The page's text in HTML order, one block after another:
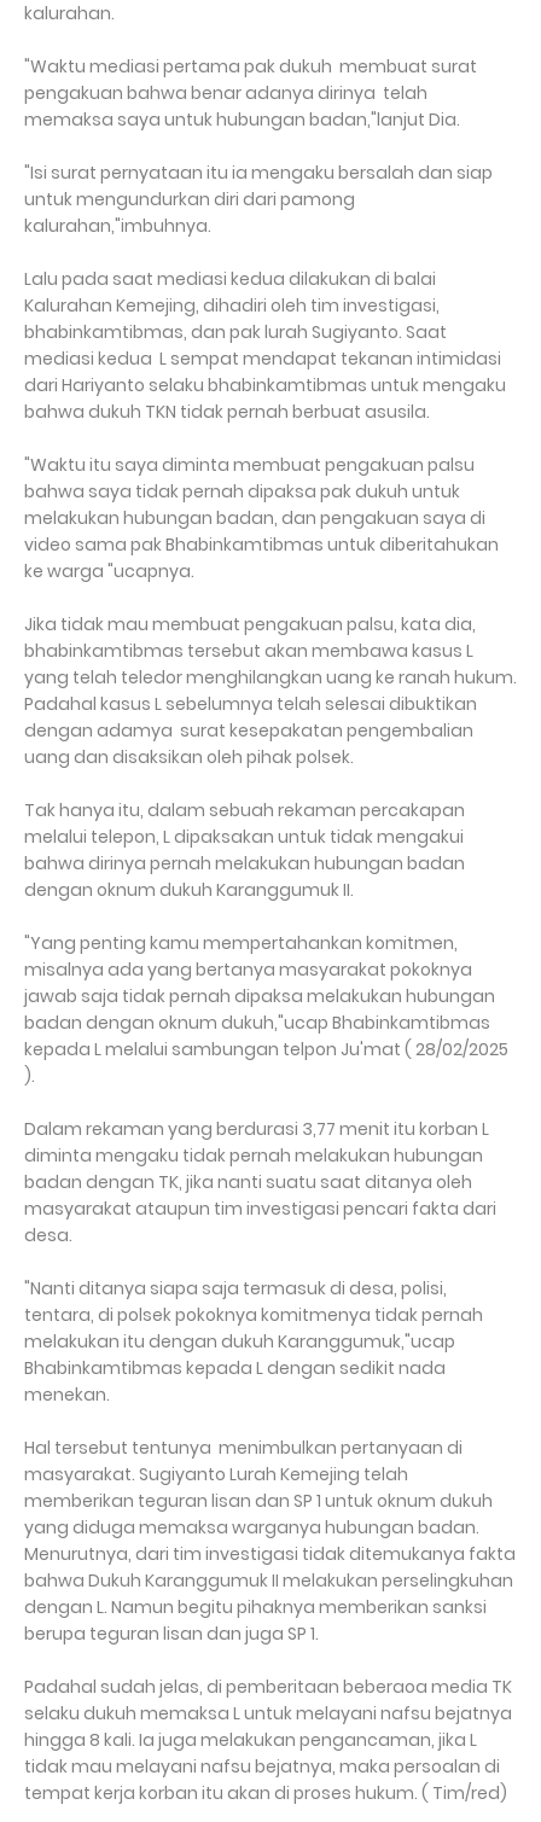
kalurahan.
"Waktu mediasi pertama pak dukuh membuat surat
pengakuan bahwa benar adanya dirinya telah
memaksa saya untuk hubungan badan,"lanjut Dia.
"Isi surat pernyataan itu ia mengaku bersalah dan siap
untuk mengundurkan diri dari pamong
kalurahan,"imbuhnya.
Lalu pada saat mediasi kedua dilakukan di balai
Kalurahan Kemejing, dihadiri oleh tim investigasi,
bhabinkamtibmas, dan pak lurah Sugiyanto. Saat
mediasi kedua L sempat mendapat tekanan intimidasi
dari Hariyanto selaku bhabinkamtibmas untuk mengaku
bahwa dukuh TKN tidak pernah berbuat asusila.
"Waktu itu saya diminta membuat pengakuan palsu
bahwa saya tidak pernah dipaksa pak dukuh untuk
melakukan hubungan badan, dan pengakuan saya di
video sama pak Bhabinkamtibmas untuk diberitahukan
ke warga "ucapnya.
Jika tidak mau membuat pengakuan palsu, kata dia,
bhabinkamtibmas tersebut akan membawa kasus L
yang telah teledor menghilangkan uang ke ranah hukum.
Padahal kasus L sebelumnya telah selesai dibuktikan
dengan adamya surat kesepakatan pengembalian
uang dan disaksikan oleh pihak polsek.
Tak hanya itu, dalam sebuah rekaman percakapan
melalui telepon, L dipaksakan untuk tidak mengakui
bahwa dirinya pernah melakukan hubungan badan
dengan oknum dukuh Karanggumuk II.
"Yang penting kamu mempertahankan komitmen,
misalnya ada yang bertanya masyarakat pokoknya
jawab saja tidak pernah dipaksa melakukan hubungan
badan dengan oknum dukuh,"ucap Bhabinkamtibmas
kepada L melalui sambungan telpon Ju'mat ( 28/02/2025
).
Dalam rekaman yang berdurasi 3,77 menit itu korban L
diminta mengaku tidak pernah melakukan hubungan
badan dengan TK, jika nanti suatu saat ditanya oleh
masyarakat ataupun tim investigasi pencari fakta dari
desa.
"Nanti ditanya siapa saja termasuk di desa, polisi,
tentara, di polsek pokoknya komitmenya tidak pernah
melakukan itu dengan dukuh Karanggumuk,"ucap
Bhabinkamtibmas kepada L dengan sedikit nada
menekan.
Hal tersebut tentunya menimbulkan pertanyaan di
masyarakat. Sugiyanto Lurah Kemejing telah
memberikan teguran lisan dan SP 1 untuk oknum dukuh
yang diduga memaksa warganya hubungan badan.
Menurutnya, dari tim investigasi tidak ditemukanya fakta
bahwa Dukuh Karanggumuk II melakukan perselingkuhan
dengan L. Namun begitu pihaknya memberikan sanksi
berupa teguran lisan dan juga SP 1.
Padahal sudah jelas, di pemberitaan beberaoa media TK
selaku dukuh memaksa L untuk melayani nafsu bejatnya
hingga 8 kali. Ia juga melakukan pengancaman, jika L
tidak mau melayani nafsu bejatnya, maka persoalan di
tempat kerja korban itu akan di proses hukum. ( Tim/red)